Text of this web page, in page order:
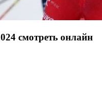
смотреть онлайн